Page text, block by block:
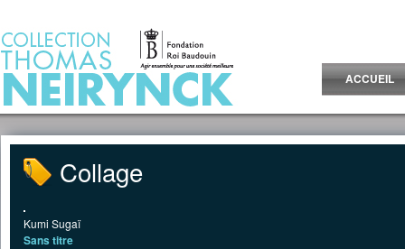
ACCUEIL
Collage
Kumi Sugaï
Sans titre